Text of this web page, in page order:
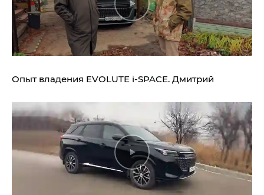
Опыт владения EVOLUTE i‑SPACE. Дмитрий